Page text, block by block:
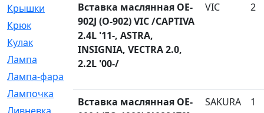
Крышки
[4]
Крюк
[1]
Кулак
[9]
Лампа
[128]
Лампа-фара
Лампочка
[209]
Вставка маслянная OE-
902J (O-902) VIC /CAPTIVA
2.4L '11-, ASTRA,
INSIGNIA, VECTRA 2.0,
2.2L '00-/
VIC 2
Вставка маслянная OE-
SAKURA 1